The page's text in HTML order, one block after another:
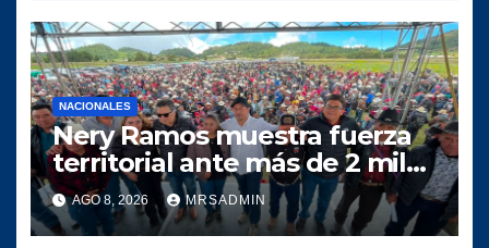
NACIONALES
Nery Ramos muestra fuerza
territorial ante más de 2 mil
personas en Huehuetenango
AGO 8, 2026 MRSADMIN